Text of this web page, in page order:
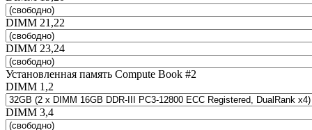
DIMM 21,22
DIMM 23,24
Установленная память Compute Book #2
DIMM 1,2
DIMM 3,4